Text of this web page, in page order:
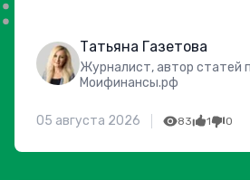
Татьяна Газетова
Журналист, автор статей
Моифинансы.рф
05 августа 2026 83 1 0